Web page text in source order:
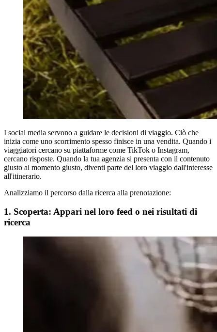
I social media servono a guidare le decisioni di viaggio. Ciò che
inizia come uno scorrimento spesso finisce in una vendita. Quando i
viaggiatori cercano su piattaforme come TikTok o Instagram,
cercano risposte. Quando la tua agenzia si presenta con il contenuto
giusto al momento giusto, diventi parte del loro viaggio dall'interesse
all'itinerario.
Analizziamo il percorso dalla ricerca alla prenotazione:
1. Scoperta: Appari nel loro feed o nei risultati di
ricerca